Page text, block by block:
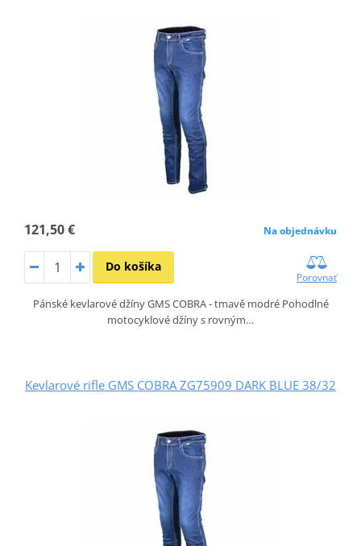
121,50 € Na objednávku
Do košíka
Porovnať
Pánské kevlarové džíny GMS COBRA - tmavě modré Pohodlné
motocyklové džíny s rovným…
Kevlarové rifle GMS COBRA ZG75909 DARK BLUE 38/32